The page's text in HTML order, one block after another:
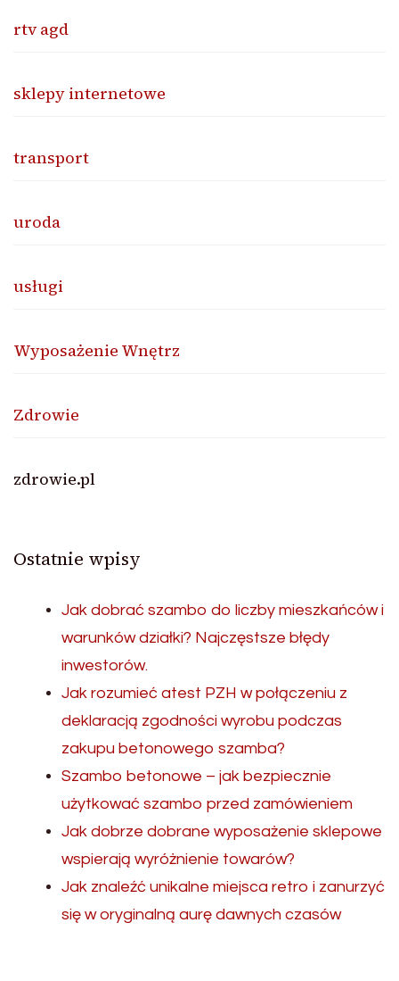
rtv agd
sklepy internetowe
transport
uroda
usługi
Wyposażenie Wnętrz
Zdrowie
zdrowie.pl
Ostatnie wpisy
Jak dobrać szambo do liczby mieszkańców i
warunków działki? Najczęstsze błędy
inwestorów.
Jak rozumieć atest PZH w połączeniu z
deklaracją zgodności wyrobu podczas
zakupu betonowego szamba?
Szambo betonowe – jak bezpiecznie
użytkować szambo przed zamówieniem
Jak dobrze dobrane wyposażenie sklepowe
wspierają wyróżnienie towarów?
Jak znaleźć unikalne miejsca retro i zanurzyć
się w oryginalną aurę dawnych czasów